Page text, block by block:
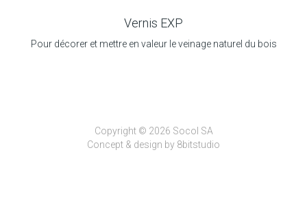
Vernis EXP
Pour décorer et mettre en valeur le veinage naturel du bois
Copyright © 2026 Socol SA
Concept & design by 8bitstudio